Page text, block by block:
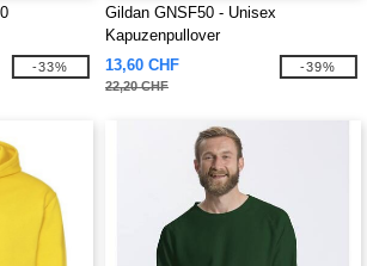
-33%
Gildan GNSF50 - Unisex
Kapuzenpullover
13,60 CHF
22,20 CHF
-39%